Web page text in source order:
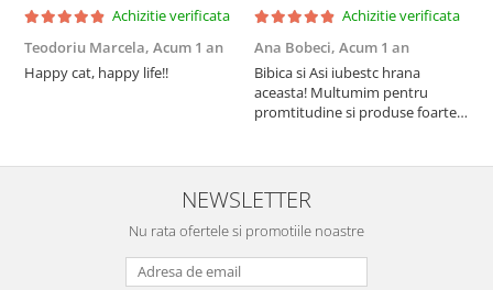
Achizitie verificata
Teodoriu Marcela, Acum 1 an
Happy cat, happy life!!
Achizitie verificata
Ana Bobeci, Acum 1 an
Bibica si Asi iubestc hrana
aceasta! Multumim pentru
promtitudine si produse foarte
NEWSLETTER
Nu rata ofertele si promotiile noastre